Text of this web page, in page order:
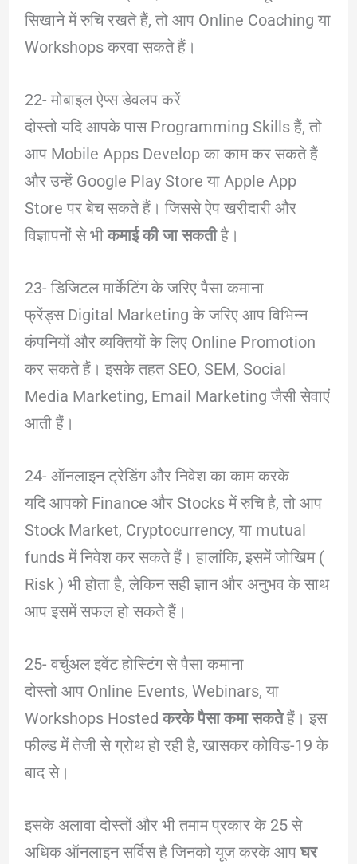
सिखाने में रुचि रखते हैं, तो आप Online Coaching या
Workshops करवा सकते हैं।
22- मोबाइल ऐप्स डेवलप करें
दोस्तो यदि आपके पास Programming Skills हैं, तो
आप Mobile Apps Develop का काम कर सकते हैं
और उन्हें Google Play Store या Apple App
Store पर बेच सकते हैं। जिससे ऐप खरीदारी और
विज्ञापनों से भीकमाई की जा सकतीहै।
23- डिजिटल मार्केटिंग के जरिए पैसा कमाना
फ्रेंड्स Digital Marketing के जरिए आप विभिन्न
कंपनियों और व्यक्तियों के लिए Online Promotion
कर सकते हैं। इसके तहत SEO, SEM, Social
Media Marketing, Email Marketing जैसी सेवाएं
आती हैं।
24- ऑनलाइन ट्रेडिंग और निवेश का काम करके
यदि आपको Finance और Stocks में रुचि है, तो आप
Stock Market, Cryptocurrency, या mutual
funds में निवेश कर सकते हैं। हालांकि, इसमें जोखिम (
Risk ) भी होता है, लेकिन सही ज्ञान और अनुभव के साथ
आप इसमें सफल हो सकते हैं।
25- वर्चुअल इवेंट होस्टिंग से पैसा कमाना
दोस्तो आप Online Events, Webinars, या
Workshops Hostedकरके पैसा कमा सकतेहैं। इस
फील्ड में तेजी से ग्रोथ हो रही है, खासकर कोविड-19 के
बाद से।
इसके अलावा दोस्तों और भी तमाम प्रकार के 25 से
अधिक ऑनलाइन सर्विस है जिनको यूज करके आपघर